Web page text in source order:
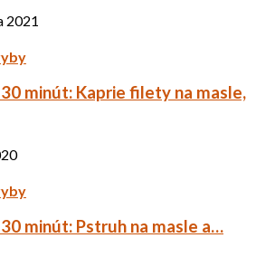
2021
minút: Kaprie filety na masle,
minút: Pstruh na masle a…